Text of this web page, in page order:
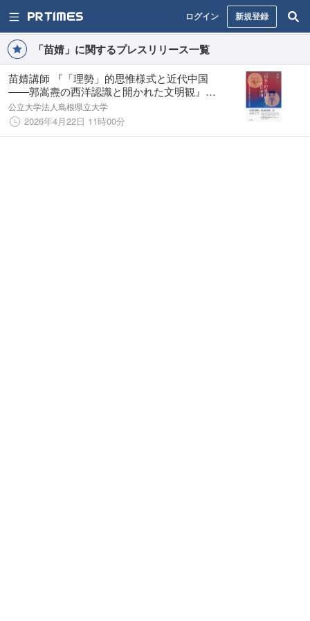
ログイン 新規登録
「苗婧」に関するプレスリリース一覧
苗婧講師 『「理勢」的思惟様式と近代中国
――郭嵩燾の西洋認識と開かれた文明観』を
出版【島根県立大学】
公立大学法人島根県立大学
2026年4月22日 11時00分